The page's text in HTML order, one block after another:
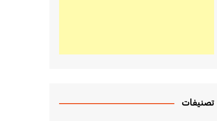
تصنيفات